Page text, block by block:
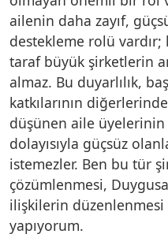
ailenin daha zayıf,
destekleme rolü
taraf büyük şirketlerin
almaz. Bu duyarlılık,
katkılarının
düşünen aile
dolayısıyla güçsüz
istemezler. Ben bu tür
çözümlenmesi,
ilişkilerin düzenlenmesi
yapıyorum.